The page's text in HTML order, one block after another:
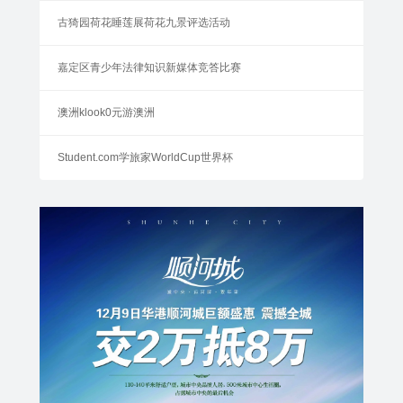
古猗园荷花睡莲展荷花九景评选活动
嘉定区青少年法律知识新媒体竞答比赛
澳洲klook0元游澳洲
Student.com学旅家WorldCup世界杯